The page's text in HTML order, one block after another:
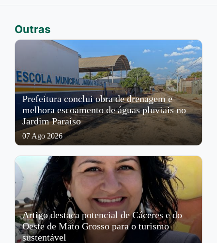
Outras
Prefeitura conclui obra de drenagem e
melhora escoamento de águas pluviais no
Jardim Paraíso
07 Ago 2026
Artigo destaca potencial de Cáceres e do
Oeste de Mato Grosso para o turismo
sustentável